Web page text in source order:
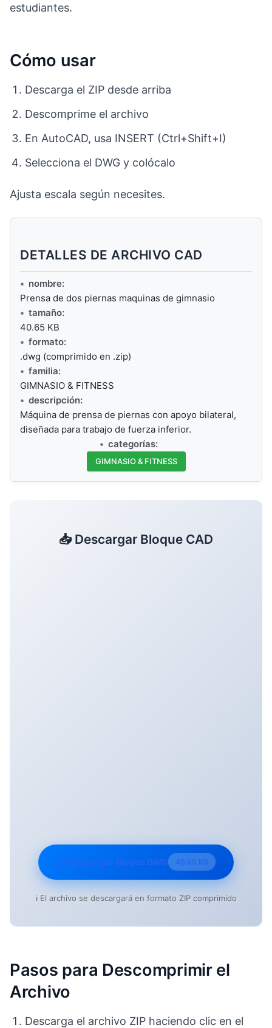
estudiantes.
Cómo usar
Descarga el ZIP desde arriba
Descomprime el archivo
En AutoCAD, usa INSERT (Ctrl+Shift+I)
Selecciona el DWG y colócalo
Ajusta escala según necesites.
DETALLES DE ARCHIVO CAD
nombre:
Prensa de dos piernas maquinas de gimnasio
tamaño:
40.65 KB
formato:
.dwg (comprimido en .zip)
familia:
GIMNASIO & FITNESS
descripción:
Máquina de prensa de piernas con apoyo bilateral,
diseñada para trabajo de fuerza inferior.
categorías:
GIMNASIO & FITNESS
📥 Descargar Bloque CAD
Descargar Bloque DWG 40.65 KB
ℹ️ El archivo se descargará en formato ZIP comprimido
Pasos para Descomprimir el
Archivo
Descarga el archivo ZIP haciendo clic en el